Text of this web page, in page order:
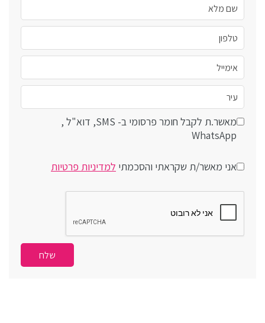
מאשר.ת לקבל חומר פרסומי ב- SMS, דוא"ל ,
WhatsApp
אני מאשר/ת שקראתי והסכמתי למדיניות פרטיות